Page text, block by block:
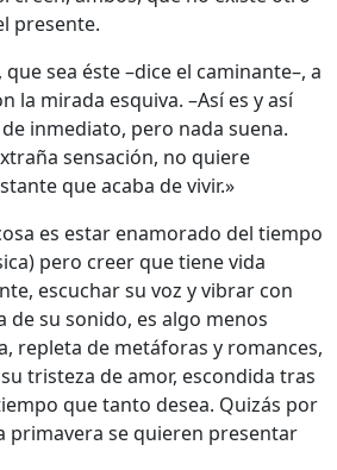
presente.
sea éste –dice el caminante–, a
la mirada esquiva. –Así es y así
inmediato, pero nada suena.
sensación, no quiere
que acaba de vivir.»
es estar enamorado del tiempo
pero creer que tiene vida
escuchar su voz y vibrar con
de su sonido, es algo menos
repleta de metáforas y romances,
tristeza de amor, escondida tras
que tanto desea. Quizás por
primavera se quieren presentar